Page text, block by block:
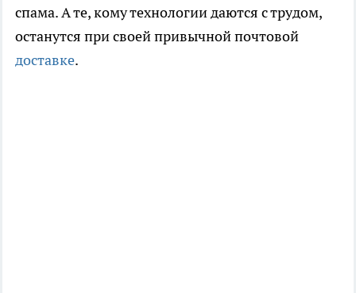
спама. А те, кому технологии даются с трудом,
останутся при своей привычной почтовой
доставке.